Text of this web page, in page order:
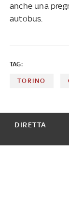
anche una
autobus.
TAG:
TORINO
DIRETTA